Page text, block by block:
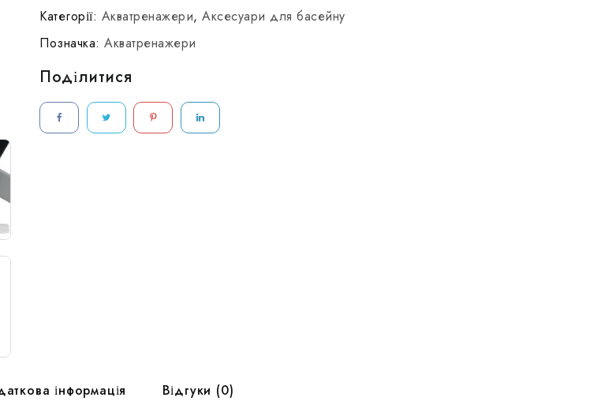
AquaNess
V3
Категорії: Акватренажери,Аксесуари для басейну
Позначка:Акватренажери
Поділитися
інформація Відгуки (0)